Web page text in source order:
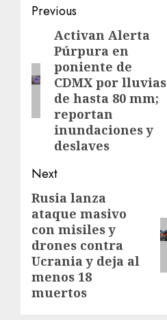
Previous
Activan Alerta
Púrpura en
poniente de
CDMX por lluvias
de hasta 80 mm;
reportan
inundaciones y
deslaves
Next
Rusia lanza
ataque masivo
con misiles y
drones contra
Ucrania y deja al
menos 18
muertos